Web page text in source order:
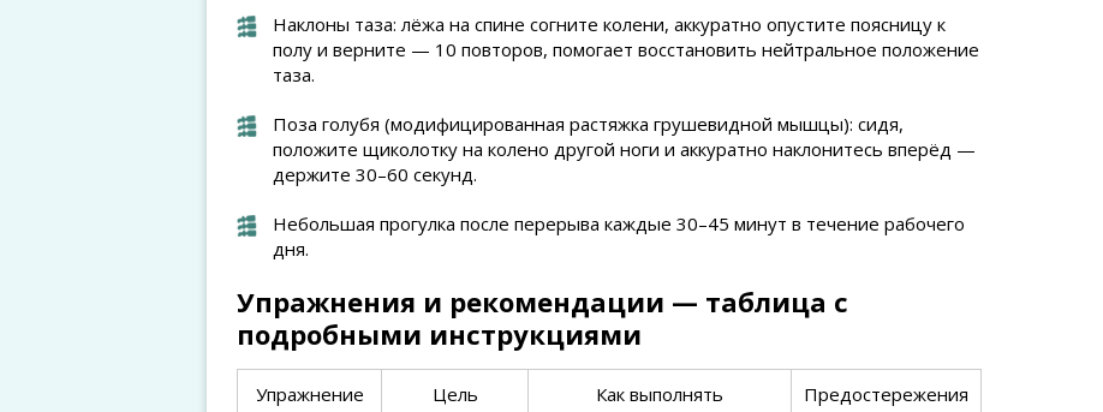
Наклоны таза: лёжа на спине согните колени, аккуратно опустите поясницу к
полу и верните — 10 повторов, помогает восстановить нейтральное положение
таза.
Поза голубя (модифицированная растяжка грушевидной мышцы): сидя,
положите щиколотку на колено другой ноги и аккуратно наклонитесь вперёд —
держите 30–60 секунд.
Небольшая прогулка после перерыва каждые 30–45 минут в течение рабочего
дня.
Упражнения и рекомендации — таблица с
подробными инструкциями
Упражнение Цель Как выполнять Предостережения